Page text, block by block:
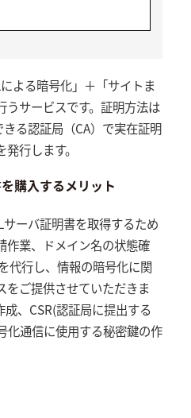
よる暗号化」＋「サイトま
うサービスです。証明方法は
る認証局（CA）で実在証明
行します。
購入するメリット
ーバ証明書を取得するため
作業、ドメイン名の状態確
代行し、情報の暗号化に関
をご提供させていただきま
、CSR(認証局に提出する
化通信に使用する秘密鍵の作